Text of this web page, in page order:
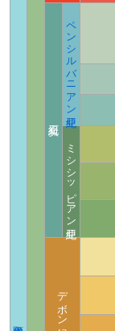
ペンシルバニアン亜紀
ミシシッピアン亜紀
デボン紀